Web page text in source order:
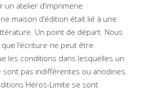
un atelier d’imprimerie
maison d’édition était lié à une
Un point de départ. Nous
l’écriture ne peut être
les conditions dans lesquelles un
sont pas indifférentes ou anodines.
Héros-Limite se sont